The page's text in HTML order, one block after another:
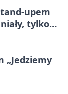
upem
tylko
„Jedziemy